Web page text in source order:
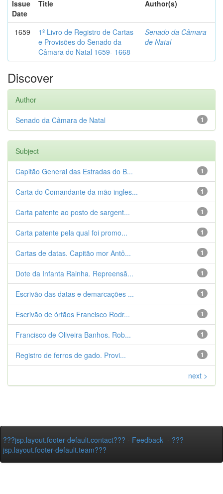
Issue
Date
Title Author(s)
1659
1º Livro de Registro de Cartas
e Provisões do Senado da
Câmara do Natal 1659- 1668
Senado da Câmara
de Natal
Discover
Author
1
Senado da Câmara de Natal
Subject
1
Capitão General das Estradas do B...
1
Carta do Comandante da mão ingles...
1
Carta patente ao posto de sargent...
1
Carta patente pela qual foi promo...
1
Cartas de datas. Capitão mor Antô...
1
Dote da Infanta Rainha. Repreensã...
1
Escrivão das datas e demarcações ...
1
Escrivão de órfãos Francisco Rodr...
1
Francisco de Oliveira Banhos. Rob...
1
Registro de ferros de gado. Provi...
next >
???jsp.layout.footer-default.contact??? - Feedback - ???
jsp.layout.footer-default.team???